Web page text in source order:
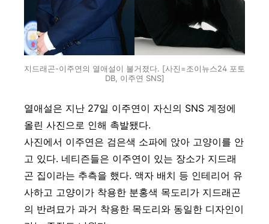
지드래곤-이주연의 열애설이 불거졌다. [사진=조이뉴스24 포토
DB, 이주연 SNS]
열애설은 지난 27일 이주연이 자신의 SNS 계정에
올린 사진으로 인해 촉발됐다.
사진에서 이주연은 검은색 소파에 앉아 고양이를 안
고 있다. 네티즌들은 이주연이 있는 장소가 지드래
곤 집이라는 추측을 했다. 액자 배치 등 인테리어 유
사하고 고양이가 착용한 분홍색 목도리가 지드래곤
의 반려묘가 과거 착용한 목도리와 동일한 디자인이